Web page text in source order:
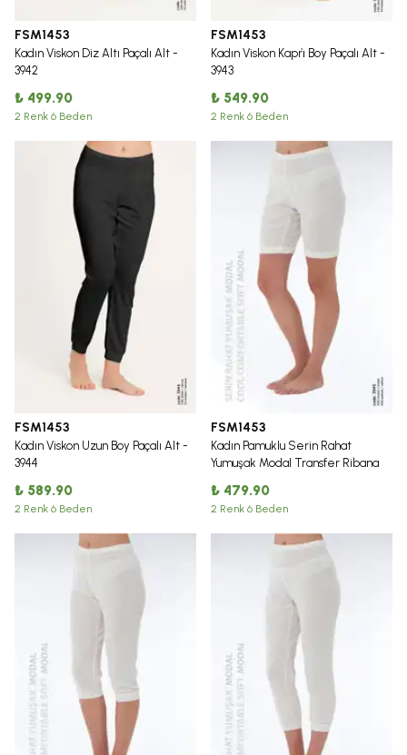
FSM1453
Kadın Viskon Diz Altı Paçalı Alt -
3942
₺ 499.90
2 Renk 6 Beden
FSM1453
Kadın Viskon Kapri̇ Boy Paçalı Alt -
3943
₺ 549.90
2 Renk 6 Beden
FSM1453
Kadın Viskon Uzun Boy Paçalı Alt -
3944
₺ 589.90
2 Renk 6 Beden
FSM1453
Kadın Pamuklu Serin Rahat
Yumuşak Modal Transfer Ribana
₺ 479.90
2 Renk 6 Beden